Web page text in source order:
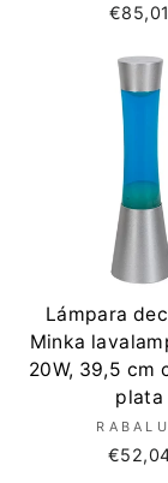
€85,01
Lámpara
Minka
20W, 39,5 cm
plata